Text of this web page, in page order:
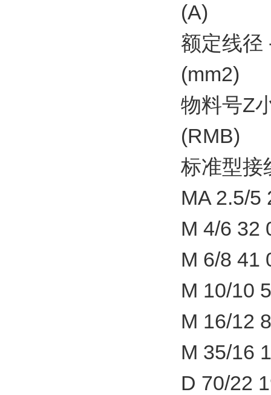
(A)
额定线径
(mm2)
物料号Z
(RMB)
标准型接
MA 2.5/
M 4/6 32
M 6/8 41
M 10/10
M 16/12
M 35/16
D 70/22